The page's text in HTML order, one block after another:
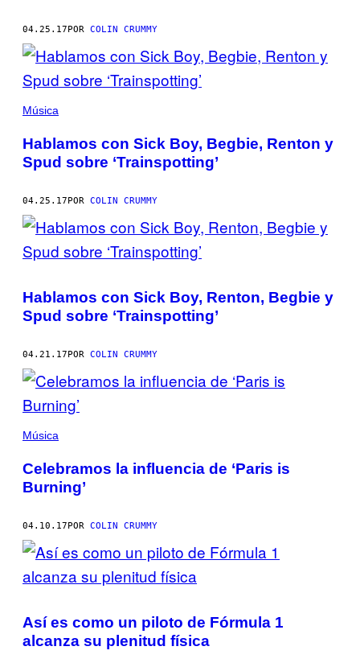
04.25.17POR COLIN CRUMMY
Música
Hablamos con Sick Boy, Begbie, Renton y
Spud sobre ‘Trainspotting’
04.25.17POR COLIN CRUMMY
Hablamos con Sick Boy, Renton, Begbie y
Spud sobre ‘Trainspotting’
04.21.17POR COLIN CRUMMY
Música
Celebramos la influencia de ‘Paris is
Burning’
04.10.17POR COLIN CRUMMY
Así es como un piloto de Fórmula 1
alcanza su plenitud física